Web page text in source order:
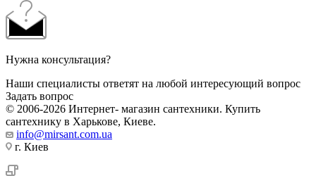
Нужна консультация?
Наши специалисты ответят на любой интересующий вопрос
Задать вопрос
© 2006-2026 Интернет- магазин сантехники. Купить
сантехнику в Харькове, Киеве.
info@mirsant.com.ua
г. Киев